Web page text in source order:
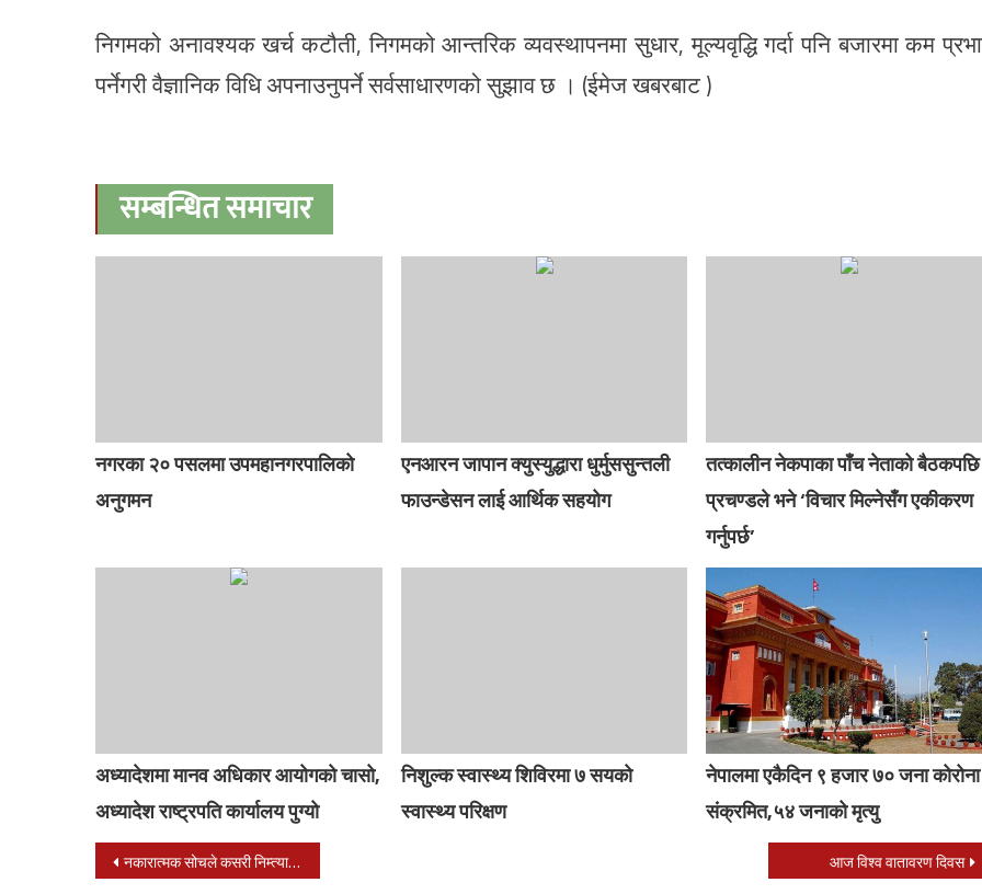
निगमको अनावश्यक खर्च कटौती, निगमको आन्तरिक व्यवस्थापनमा सुधार, मूल्यवृद्धि गर्दा पनि बजारमा कम
पर्नेगरी वैज्ञानिक विधि अपनाउनुपर्ने सर्वसाधारणको सुझाव छ । (ईमेज खबरबाट )
सम्बन्धित समाचार
नगरका २० पसलमा उपमहानगरपालिको
अनुगमन
एनआरन जापान क्युस्युद्धारा धुर्मुससुन्तली
फाउन्डेसन लाई आर्थिक सहयोग
तत्कालीन नेकपाका पाँच नेताको बैठकपछि
प्रचण्डले भने ‘विचार मिल्नेसँग एकीकरण
गर्नुपर्छ’
अध्यादेशमा मानव अधिकार आयोगको चासो,
अध्यादेश राष्ट्रपति कार्यालय पुग्यो
निशुल्क स्वास्थ्य शिविरमा ७ सयको
स्वास्थ्य परिक्षण
नेपालमा एकैदिन ९ हजार ७० जना कोरोना
संक्रमित,५४ जनाको मृत्यु
Post
नकारात्मक सोचले कसरी निम्त्याउँछ रोग ? आज विश्व वातावरण दिवस